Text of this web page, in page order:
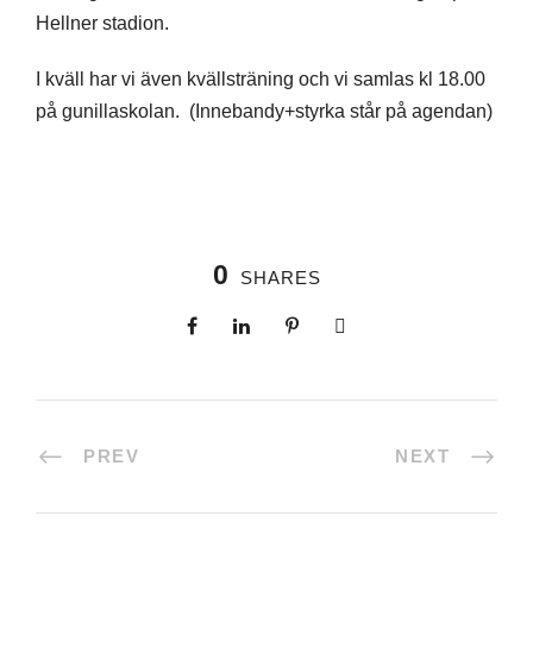
Hellner stadion.
I kväll har vi även kvällsträning och vi samlas kl 18.00
på gunillaskolan. (Innebandy+styrka står på agendan)
0 SHARES
PREV NEXT